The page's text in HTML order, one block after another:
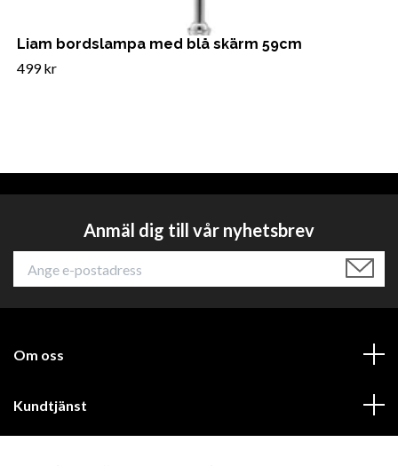
Liam bordslampa med blå skärm 59cm
499 kr
Anmäl dig till vår nyhetsbrev
Om oss
Kundtjänst